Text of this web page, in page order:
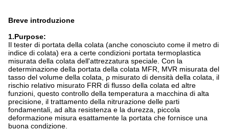
Breve introduzione
1.Purpose:
Il tester di portata della colata (anche conosciuto come il metro di
indice di colata) era a certe condizioni portata termoplastica
misurata della colata dell'attrezzatura speciale. Con la
determinazione della portata della colata MFR, MVR misurata del
tasso del volume della colata, ρ misurato di densità della colata, il
rischio relativo misurato FRR di flusso della colata ed altre
funzioni, questo controllo della temperatura a macchina di alta
precisione, il trattamento della nitrurazione delle parti
fondamentali, ad alta resistenza e la durezza, piccola
deformazione misura esattamente la portata che fornisce una
buona condizione.